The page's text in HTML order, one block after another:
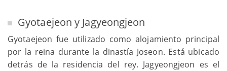
Gyotaejeon y Jagyeongjeon
Gyotaejeon fue utilizado como alojamiento principal
por la reina durante la dinastía Joseon. Está ubicado
detrás de la residencia del rey. Jagyeongjeon es el